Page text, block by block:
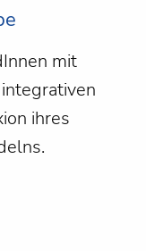
mit
ihres